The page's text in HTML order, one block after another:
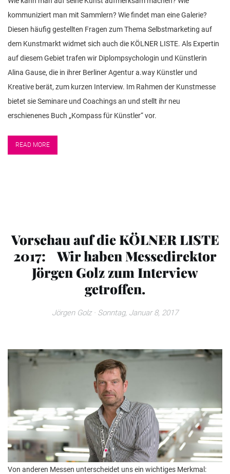
kommuniziert man mit Sammlern? Wie findet man eine Galerie?
Diesen häufig gestellten Fragen zum Thema Selbstmarketing auf
dem Kunstmarkt widmet sich auch die KÖLNER LISTE. Als Expertin
auf diesem Gebiet trafen wir Diplompsychologin und Künstlerin
Alina Gause, die in ihrer Berliner Agentur a.way Künstler und
Kreative berät, zum kurzen Interview. Im Rahmen der Kunstmesse
bietet sie Seminare und Coachings an und stellt ihr neu
erschienenes Buch „Kompass für Künstler“ vor.
READ MORE
Vorschau auf die KÖLNER LISTE
2017: Wir haben Messedirektor
Jörgen Golz zum Interview
getroffen.
Jörgen Golz· Sonntag, Januar 8, 2017
Von anderen Messen unterscheidet uns ein wichtiges Merkmal: